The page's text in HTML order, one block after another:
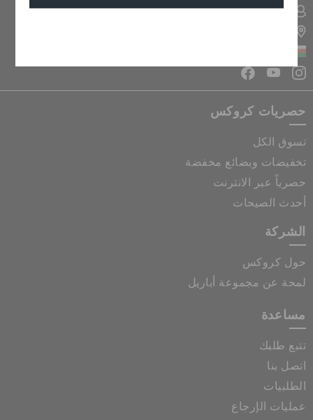
تسجيل الدخول الى حسابي
حصريات كروكس
تسوق الكل
تخفيضات وبضائع مخفضة
حصرياً عبر الانترنت
أحدث الصيحات
الشركة
حول كروكس
لمحة عن مجموعة أباريل
مساعدة
تتبع طلبك
اتصل بنا
الطلبيات
عمليات الإرجاع